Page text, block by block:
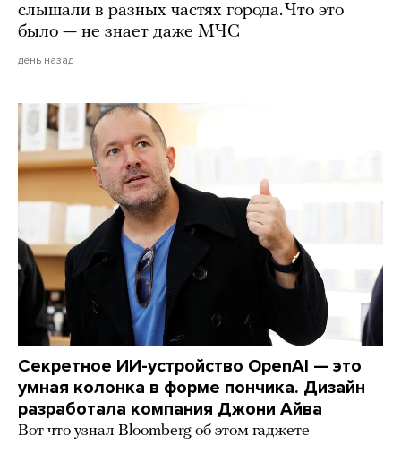
слышали в разных частях города. Что это
было — не знает даже МЧС
день назад
Секретное ИИ-устройство OpenAI — это
умная колонка в форме пончика. Дизайн
разработала компания Джони Айва
Вот что узнал Bloomberg об этом гаджете